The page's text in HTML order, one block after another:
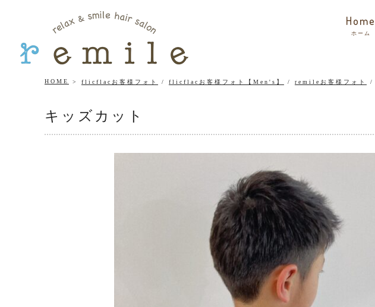
Home
ホーム
HOME flicflacお客様フォト / flicflacお客様フォト【Men's】 / remileお客様フォト /
キッズカット